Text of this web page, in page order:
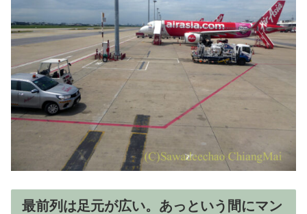
最前列は足元が広い。あっという間にマン